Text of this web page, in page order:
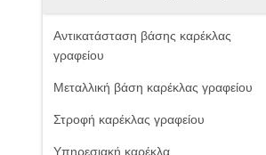
Αντικατάσταση βάσης καρέκλας
γραφείου
Μεταλλική βάση καρέκλας γραφείου
Στροφή καρέκλας γραφείου
Υπηρεσιακή καρέκλα